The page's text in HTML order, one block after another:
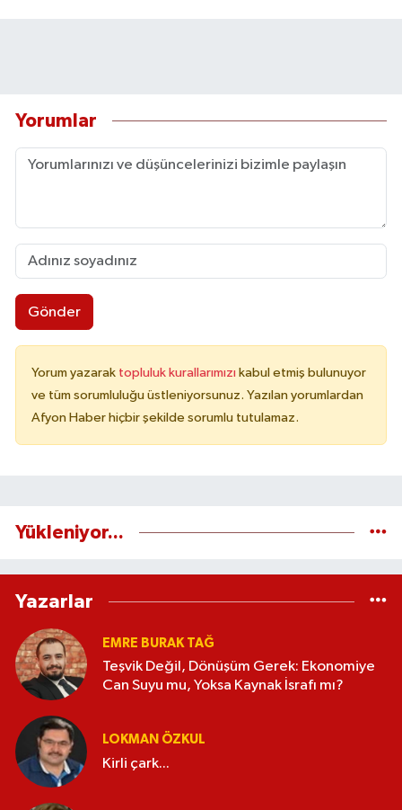
Yorumlar
Gönder
Yorum yazarak topluluk kurallarımızı kabul etmiş bulunuyor
ve tüm sorumluluğu üstleniyorsunuz. Yazılan yorumlardan
Afyon Haber hiçbir şekilde sorumlu tutulamaz.
Yükleniyor...
Yazarlar
EMRE BURAK TAĞ
Teşvik Değil, Dönüşüm Gerek: Ekonomiye
Can Suyu mu, Yoksa Kaynak İsrafı mı?
LOKMAN ÖZKUL
Kirli çark...